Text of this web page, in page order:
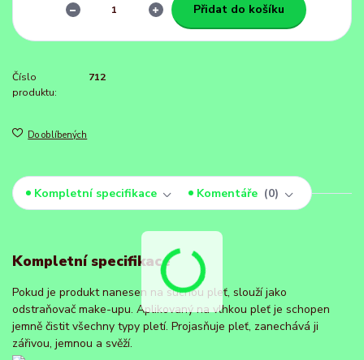
Přidat do košíku
Číslo
produktu:
712
Do oblíbených
Kompletní specifikace Komentáře 0
Kompletní specifikace
Pokud je produkt nanesen na suchou pleť, slouží jako
odstraňovač make-upu. Aplikovaný na vlhkou pleť je schopen
jemně čistit všechny typy pletí. Projasňuje pleť, zanechává ji
zářivou, jemnou a svěží.